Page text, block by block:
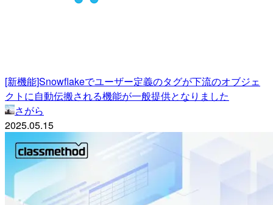
[新機能]Snowflakeでユーザー定義のタグが下流のオブジェ
クトに自動伝搬される機能が一般提供となりました
さがら
2025.05.15